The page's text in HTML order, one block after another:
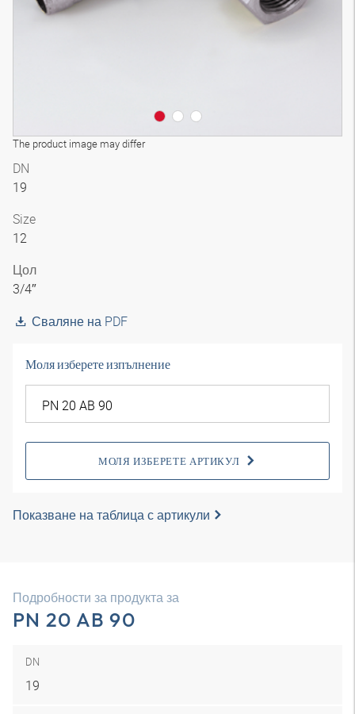
The product image may differ
DN
19
Size
12
Цол
3/4″
Сваляне на PDF
Моля изберете изпълнение
МОЛЯ ИЗБЕРЕТЕ АРТИКУЛ
Показване на таблица с артикули
Подробности за продукта за
PN 20 AB 90
DN
19